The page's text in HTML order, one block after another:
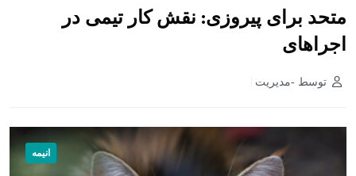
متحد برای پیروزی: نقش کار تیمی در
اجراهای
توسط -مدیریت
انیمه